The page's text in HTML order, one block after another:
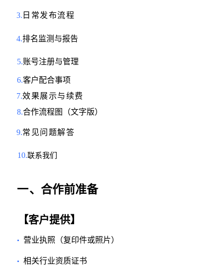
3. 日常发布流程
4.排名监测与报告
5.账号注册与管理
6.客户配合事项
7.效果展示与续费
8.合作流程图（文字版）
9.常见问题解答
10.联系我们
一、合作前准备
【客户提供】
• 营业执照（复印件或照片）
•相关行业资质证书